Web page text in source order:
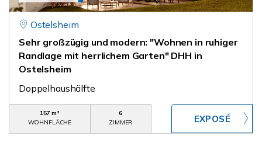
Ostelsheim
Sehr großzügig und modern: "Wohnen in ruhiger
Randlage mit herrlichem Garten" DHH in
Ostelsheim
Doppelhaushälfte
157 m²
WOHNFLÄCHE
6
ZIMMER